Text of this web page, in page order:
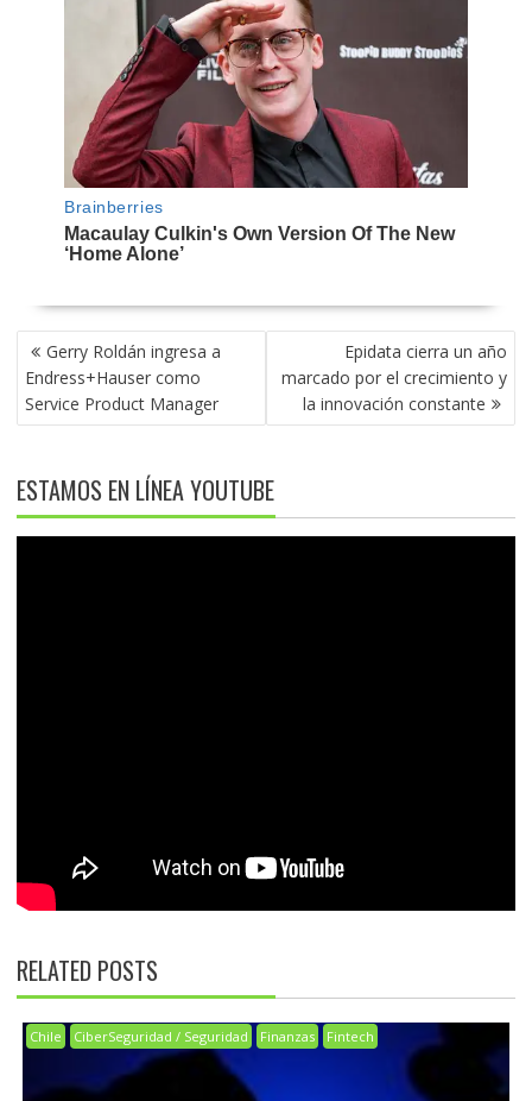
NAVEGACIÓN
DE
ENTRADAS
Gerry Roldán ingresa a
Endress+Hauser como
Service Product Manager
Epidata cierra un año
marcado por el crecimiento y
la innovación constante
ESTAMOS EN LÍNEA YOUTUBE
RELATED POSTS
Chile CiberSeguridad / Seguridad Finanzas Fintech